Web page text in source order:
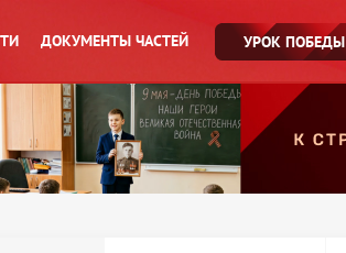
ДОКУМЕНТЫ ЧАСТЕЙ УРОК ПОБЕДЫ